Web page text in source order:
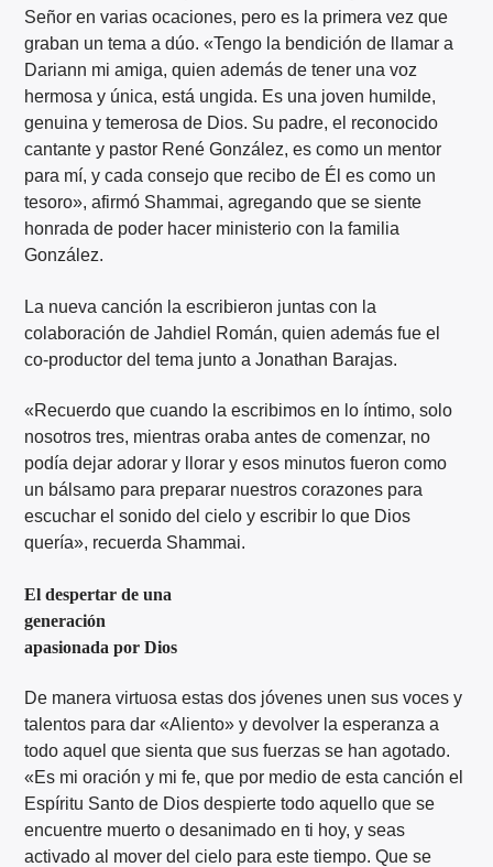
Señor en varias ocaciones, pero es la primera vez que
graban un tema a dúo. «Tengo la bendición de llamar a
Dariann mi amiga, quien además de tener una voz
hermosa y única, está ungida. Es una joven humilde,
genuina y temerosa de Dios. Su padre, el reconocido
cantante y pastor René González, es como un mentor
para mí, y cada consejo que recibo de Él es como un
tesoro», afirmó Shammai, agregando que se siente
honrada de poder hacer ministerio con la familia
González.
La nueva canción la escribieron juntas con la
colaboración de Jahdiel Román, quien además fue el
co-productor del tema junto a Jonathan Barajas.
«Recuerdo que cuando la escribimos en lo íntimo, solo
nosotros tres, mientras oraba antes de comenzar, no
podía dejar adorar y llorar y esos minutos fueron como
un bálsamo para preparar nuestros corazones para
escuchar el sonido del cielo y escribir lo que Dios
quería», recuerda Shammai.
El despertar de una
generación
apasionada por Dios
De manera virtuosa estas dos jóvenes unen sus voces y
talentos para dar «Aliento» y devolver la esperanza a
todo aquel que sienta que sus fuerzas se han agotado.
«Es mi oración y mi fe, que por medio de esta canción el
Espíritu Santo de Dios despierte todo aquello que se
encuentre muerto o desanimado en ti hoy, y seas
activado al mover del cielo para este tiempo. Que se